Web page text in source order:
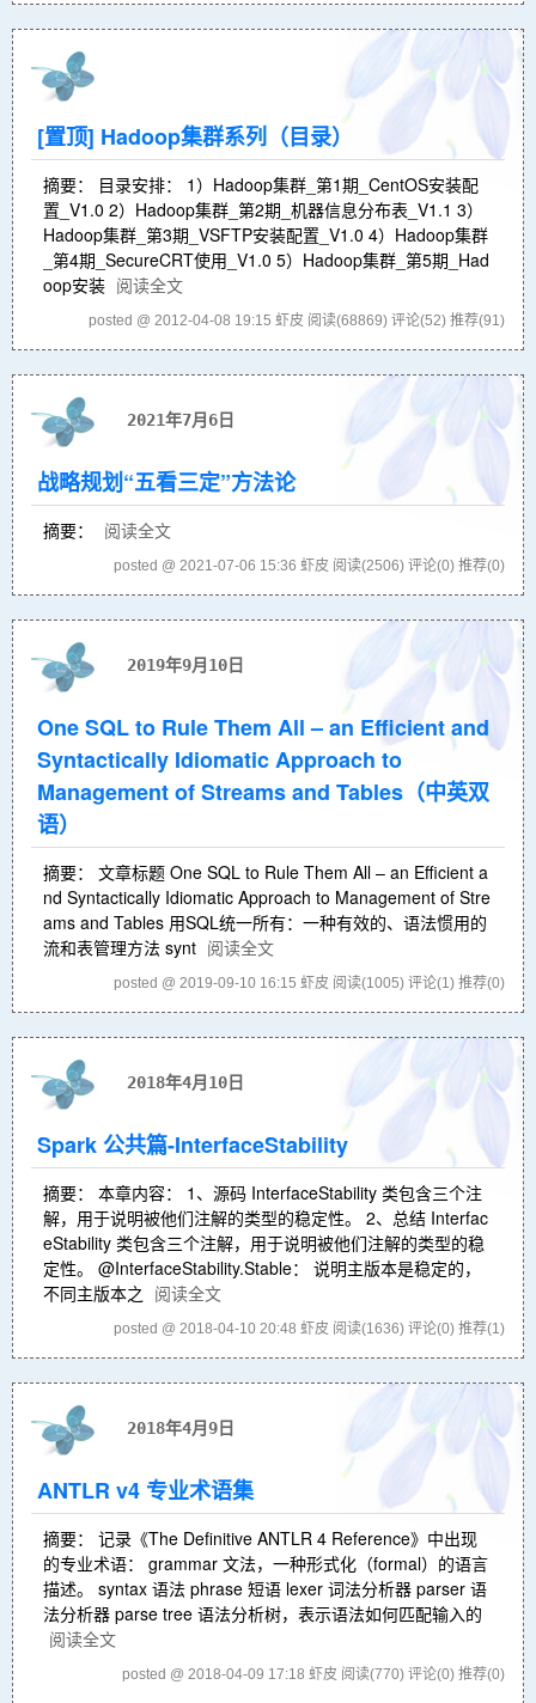
[置顶] Hadoop集群系列（目录）
摘要： 目录安排： 1）Hadoop集群_第1期_CentOS安装配
置_V1.0 2）Hadoop集群_第2期_机器信息分布表_V1.1 3）
Hadoop集群_第3期_VSFTP安装配置_V1.0 4）Hadoop集群
_第4期_SecureCRT使用_V1.0 5）Hadoop集群_第5期_Had
oop安装 阅读全文
posted @ 2012-04-08 19:15 虾皮 阅读(68869) 评论(52) 推荐(91)
2021年7月6日
战略规划“五看三定”方法论
摘要： 阅读全文
posted @ 2021-07-06 15:36 虾皮 阅读(2506) 评论(0) 推荐(0)
2019年9月10日
One SQL to Rule Them All – an Efficient and
Syntactically Idiomatic Approach to
Management of Streams and Tables（中英双
语）
摘要： 文章标题 One SQL to Rule Them All – an Efficient a
nd Syntactically Idiomatic Approach to Management of Stre
ams and Tables 用SQL统一所有：一种有效的、语法惯用的
流和表管理方法 synt 阅读全文
posted @ 2019-09-10 16:15 虾皮 阅读(1005) 评论(1) 推荐(0)
2018年4月10日
Spark 公共篇-InterfaceStability
摘要： 本章内容： 1、源码 InterfaceStability 类包含三个注
解，用于说明被他们注解的类型的稳定性。 2、总结 Interfac
eStability 类包含三个注解，用于说明被他们注解的类型的稳
定性。 @InterfaceStability.Stable： 说明主版本是稳定的，
不同主版本之 阅读全文
posted @ 2018-04-10 20:48 虾皮 阅读(1636) 评论(0) 推荐(1)
2018年4月9日
ANTLR v4 专业术语集
摘要： 记录《The Definitive ANTLR 4 Reference》中出现
的专业术语： grammar 文法，一种形式化（formal）的语言
描述。 syntax 语法 phrase 短语 lexer 词法分析器 parser 语
法分析器 parse tree 语法分析树，表示语法如何匹配输入的
阅读全文
posted @ 2018-04-09 17:18 虾皮 阅读(770) 评论(0) 推荐(0)